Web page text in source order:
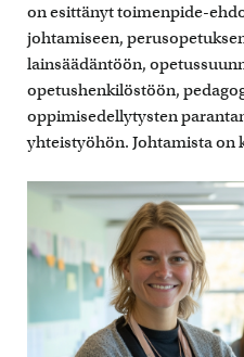
on esittänyt toimenpide-
johtamiseen,
lainsäädäntöön,
opetushenkilöstöön,
oppimisedellytysten
yhteistyöhön. Johtamista on